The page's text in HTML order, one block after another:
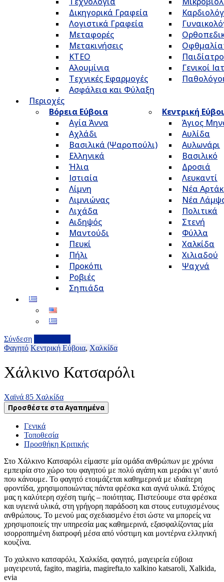
Δικηγορικά Γραφεία
Λογιστικά Γραφεία
Μεταφορές
Μετακινήσεις
ΚΤΕΟ
Αλουμίνια
Τεχνικές Εφαρμογές
Ασφάλεια και Φύλαξη
Γενικοί
Περιοχές
Βόρεια Εύβοια
Αγία Άννα
Αχλάδι
Βασιλικά (Ψαροπούλι)
Ελληνικά
Ήλια
Ιστιαία
Λίμνη
Λιμνιώνας
Λιχάδα
Αιδηψός
Μαντούδι
Πευκί
Πήλι
Προκόπι
Ροβιές
Σηπιάδα
Κεντρική
Άγιος
Αυλίδα
Αυλωνάρι
Βασιλικό
Δροσιά
Λευκαντί
Νέα
Νέα
Πολιτικά
Στενή
Φύλλα
Χαλκίδα
Χιλιαδού
Ψαχνά
Σύνδεση
Φαγητό Κεντρική Εύβοια, Χαλκίδα
Χάλκινο Κατσαρόλι
Xαϊνά 85 Χαλκίδα
Προσθέστε στα Αγαπημένα
Γενικά
Τοποθεσία
Προσθήκη Κριτικής
Στο Χάλκινο Κατσαρόλι είμαστε μία ομάδα ανθρώπων με χρόνια
εμπειρία στο χώρο του φαγητού με πολύ αγάπη και μεράκι γι’ αυτό
που κάνουμε. Το φαγητό ετοιμάζεται καθημερινά με ιδιαίτερη
φροντίδα, χρησιμοποιώντας πάντα φρέσκα και αγνά υλικά. Στόχος
μας η καλύτερη σχέση τιμής – ποιότητας. Πιστεύουμε στα φρέσκα
και υγιεινά υλικά, στη γρήγορη παράδοση και στους ευτυχισμένους
ανθρώπους. Το μενού μας σχεδιασμένο έτσι ώστε να μπορείς να
χρησιμοποιείς την υπηρεσία μας καθημερινά, εξασφαλίζοντας μία
ισορροπημένη διατροφή μέσα από νόστιμη και μοντέρνα ελληνική
κουζίνα.
Το χαλκινο κατσαρόλι, Χαλκίδα, φαγητό, μαγειρεία εύβοια
μαγειρευτά, fagito, magiria, magirefta,to xalkino katsaroli, Xalkida,
evia